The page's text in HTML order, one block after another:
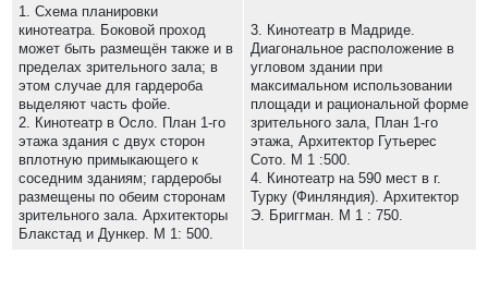
1. Схема планировки
кинотеатра. Боковой проход
может быть размещён также и в
пределах зрительного зала; в
этом случае для гардероба
выделяют часть фойе.
2. Кинотеатр в Осло. План 1-го
этажа здания с двух сторон
вплотную примыкающего к
соседним зданиям; гардеробы
размещены по обеим сторонам
зрительного зала. Архитекторы
Блакстад и Дункер. М 1: 500.
3. Кинотеатр в Мадриде.
Диагональное расположение в
угловом здании при
максимальном использовании
площади и рациональной форме
зрительного зала, План 1-го
этажа, Архитектор Гутьерес
Сото. М 1 :500.
4. Кинотеатр на 590 мест в г.
Турку (Финляндия). Архитектор
Э. Бриггман. М 1 : 750.